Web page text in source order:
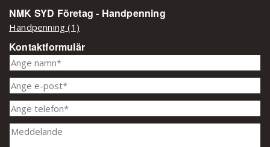
NMK SYD Företag - Handpenning
Handpenning (1)
Kontaktformulär